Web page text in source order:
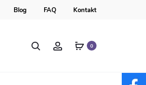
Blog FAQ Kontakt
Szukaj Account0